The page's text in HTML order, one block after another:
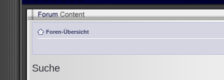
Foren-Übersicht
Suche